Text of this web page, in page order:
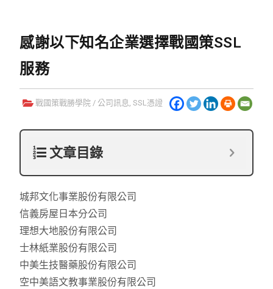
感謝以下知名企業選擇戰國策SSL
服務
戰國策戰勝學院 /公司訊息,SSL憑證
文章目錄
城邦文化事業股份有限公司
信義房屋日本分公司
理想大地股份有限公司
士林紙業股份有限公司
中美生技醫藥股份有限公司
空中美語文教事業股份有限公司